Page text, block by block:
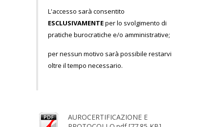
L'accesso sarà consentito
ESCLUSIVAMENTEper lo svolgimento di
pratiche burocratiche e/o amministrative;
per nessun motivo sarà possibile restarvi
oltre il tempo necessario.
AUROCERTIFICAZIONE E